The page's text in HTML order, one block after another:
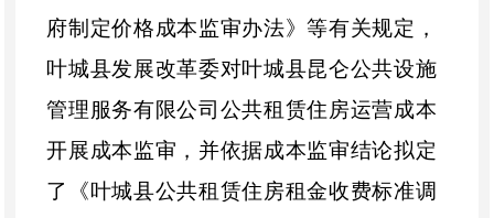
府制定价格成本监审办法》等有关规定，
叶城县发展改革委对叶城县昆仑公共设施
管理服务有限公司公共租赁住房运营成本
开展成本监审 ，并依据成本监审结论拟定
了
《叶城县公共租赁住房租金收费标准调